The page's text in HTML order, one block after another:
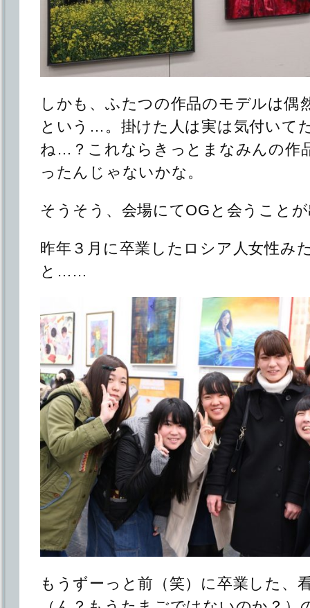
しかも、ふたつの作品のモデルは偶
という…。掛けた人は実は気付いて
ね…？これならきっとまなみんの作
ったんじゃないかな。
そうそう、会場にてOGと会うこと
昨年３月に卒業したロシア人女性み
と……
もうずーっと前（笑）に卒業した、